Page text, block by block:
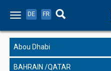
DE FR
Abou Dhabi
BAHRAIN /QATAR